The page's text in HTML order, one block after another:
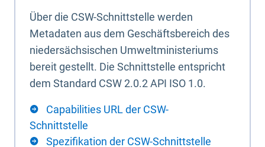
Über die CSW-Schnittstelle werden
Metadaten aus dem Geschäftsbereich des
niedersächsischen Umweltministeriums
bereit gestellt. Die Schnittstelle entspricht
dem Standard CSW 2.0.2 API ISO 1.0.
Capabilities URL der CSW-
Schnittstelle
Spezifikation der CSW-Schnittstelle